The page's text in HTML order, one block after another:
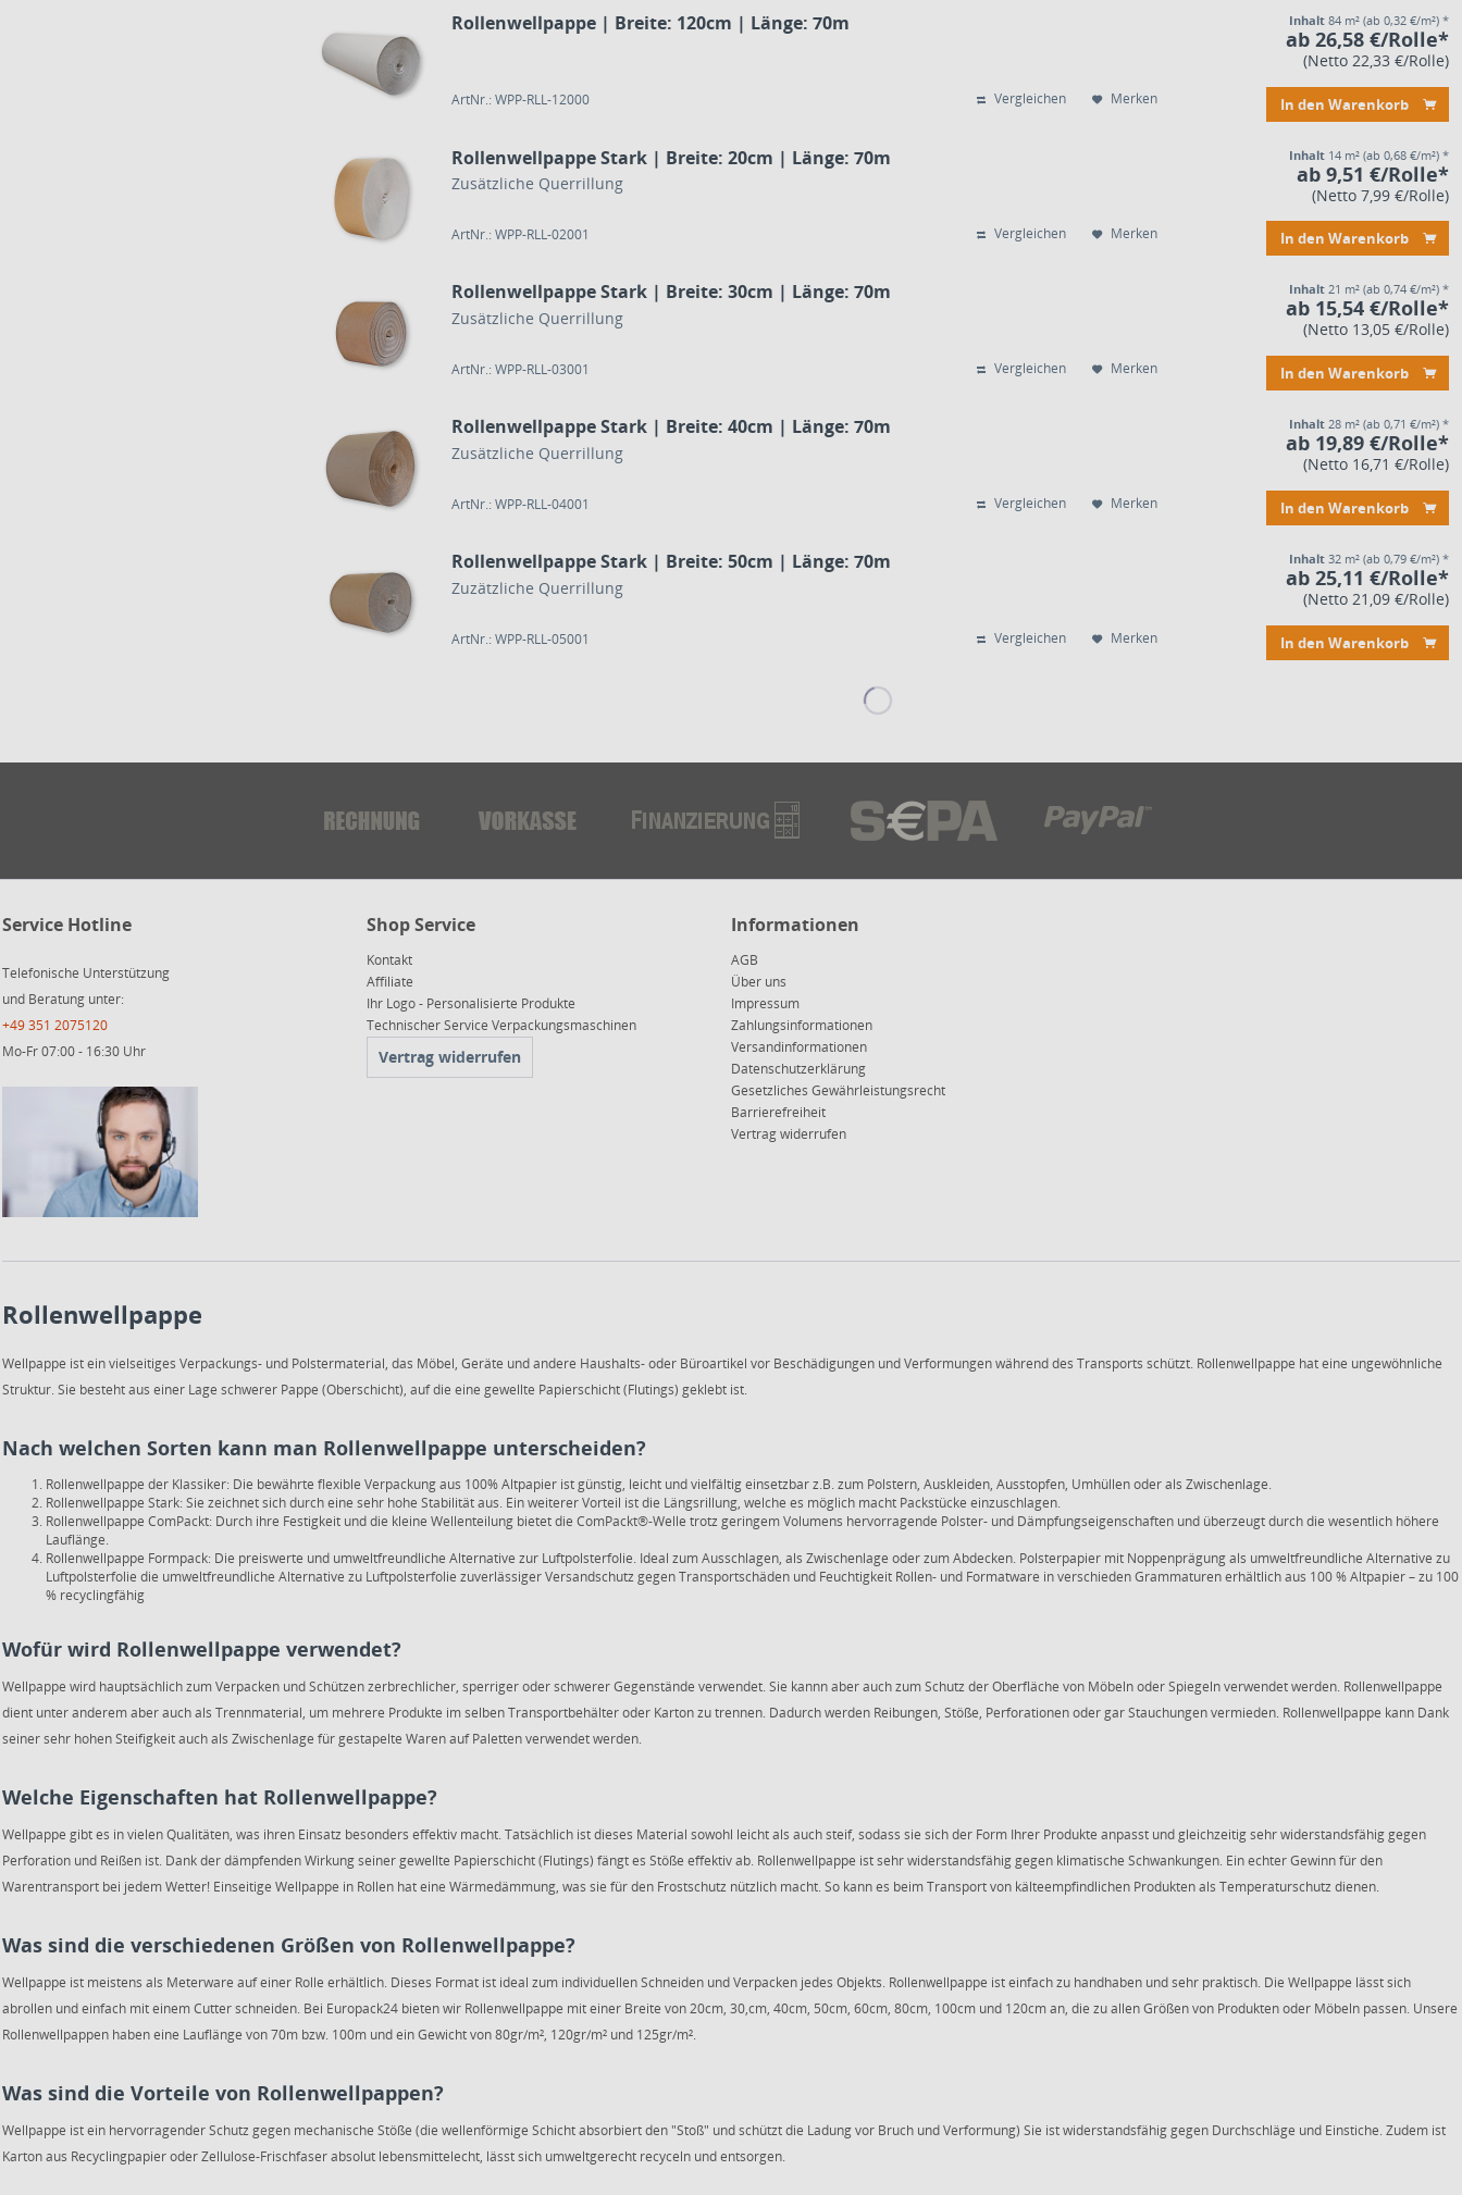
Rollenwellpappe | Breite: 120cm | Länge: 70m
ArtNr.: WPP-RLL-12000 Vergleichen Merken
Inhalt 84 m² (ab 0,32 €/m²) *
ab 26,58 €/Rolle*
(Netto 22,33 €/Rolle)
In den Warenkorb
Rollenwellpappe Stark | Breite: 20cm | Länge: 70m
Zusätzliche Querrillung
ArtNr.: WPP-RLL-02001 Vergleichen Merken
Inhalt 14 m² (ab 0,68 €/m²) *
ab 9,51 €/Rolle*
(Netto 7,99 €/Rolle)
In den Warenkorb
Rollenwellpappe Stark | Breite: 30cm | Länge: 70m
Zusätzliche Querrillung
ArtNr.: WPP-RLL-03001 Vergleichen Merken
Inhalt 21 m² (ab 0,74 €/m²) *
ab 15,54 €/Rolle*
(Netto 13,05 €/Rolle)
In den Warenkorb
Rollenwellpappe Stark | Breite: 40cm | Länge: 70m
Zusätzliche Querrillung
ArtNr.: WPP-RLL-04001 Vergleichen Merken
Inhalt 28 m² (ab 0,71 €/m²) *
ab 19,89 €/Rolle*
(Netto 16,71 €/Rolle)
In den Warenkorb
Rollenwellpappe Stark | Breite: 50cm | Länge: 70m
Zuzätzliche Querrillung
ArtNr.: WPP-RLL-05001 Vergleichen Merken
Inhalt 32 m² (ab 0,79 €/m²) *
ab 25,11 €/Rolle*
(Netto 21,09 €/Rolle)
In den Warenkorb
Service Hotline
Telefonische Unterstützung
und Beratung unter:
+49 351 2075120
Mo-Fr 07:00 - 16:30 Uhr
Shop Service
Kontakt
Affiliate
Ihr Logo - Personalisierte Produkte
Technischer Service Verpackungsmaschinen
Vertrag widerrufen
Informationen
AGB
Über uns
Impressum
Zahlungsinformationen
Versandinformationen
Datenschutzerklärung
Gesetzliches Gewährleistungsrecht
Barrierefreiheit
Vertrag widerrufen
Rollenwellpappe
Wellpappe ist ein vielseitiges Verpackungs- und Polstermaterial, das Möbel, Geräte und andere Haushalts- oder Büroartikel vor Beschädigungen und Verformungen während des Transports schützt. Rollenwellpappe hat eine ungewöhnliche
Struktur. Sie besteht aus einer Lage schwerer Pappe (Oberschicht), auf die eine gewellte Papierschicht (Flutings) geklebt ist.
Nach welchen Sorten kann man Rollenwellpappe unterscheiden?
Rollenwellpappe der Klassiker: Die bewährte flexible Verpackung aus 100% Altpapier ist günstig, leicht und vielfältig einsetzbar z.B. zum Polstern, Auskleiden, Ausstopfen, Umhüllen oder als Zwischenlage.
Rollenwellpappe Stark: Sie zeichnet sich durch eine sehr hohe Stabilität aus. Ein weiterer Vorteil ist die Längsrillung, welche es möglich macht Packstücke einzuschlagen.
Rollenwellpappe ComPackt: Durch ihre Festigkeit und die kleine Wellenteilung bietet die ComPackt®-Welle trotz geringem Volumens hervorragende Polster- und Dämpfungseigenschaften und überzeugt durch die wesentlich höhere
Lauflänge.
Rollenwellpappe Formpack: Die preiswerte und umweltfreundliche Alternative zur Luftpolsterfolie. Ideal zum Ausschlagen, als Zwischenlage oder zum Abdecken. Polsterpapier mit Noppenprägung als umweltfreundliche Alternative zu
Luftpolsterfolie die umweltfreundliche Alternative zu Luftpolsterfolie zuverlässiger Versandschutz gegen Transportschäden und Feuchtigkeit Rollen‑ und Formatware in verschieden Grammaturen erhältlich aus 100 % Altpapier – zu 100
% recyclingfähig
Wofür wird Rollenwellpappe verwendet?
Wellpappe wird hauptsächlich zum Verpacken und Schützen zerbrechlicher, sperriger oder schwerer Gegenstände verwendet. Sie kannn aber auch zum Schutz der Oberfläche von Möbeln oder Spiegeln verwendet werden. Rollenwellpappe
dient unter anderem aber auch als Trennmaterial, um mehrere Produkte im selben Transportbehälter oder Karton zu trennen. Dadurch werden Reibungen, Stöße, Perforationen oder gar Stauchungen vermieden. Rollenwellpappe kann Dank
seiner sehr hohen Steifigkeit auch als Zwischenlage für gestapelte Waren auf Paletten verwendet werden.
Welche Eigenschaften hat Rollenwellpappe?
Wellpappe gibt es in vielen Qualitäten, was ihren Einsatz besonders effektiv macht. Tatsächlich ist dieses Material sowohl leicht als auch steif, sodass sie sich der Form Ihrer Produkte anpasst und gleichzeitig sehr widerstandsfähig gegen
Perforation und Reißen ist. Dank der dämpfenden Wirkung seiner gewellte Papierschicht (Flutings) fängt es Stöße effektiv ab. Rollenwellpappe ist sehr widerstandsfähig gegen klimatische Schwankungen. Ein echter Gewinn für den
Warentransport bei jedem Wetter! Einseitige Wellpappe in Rollen hat eine Wärmedämmung, was sie für den Frostschutz nützlich macht. So kann es beim Transport von kälteempfindlichen Produkten als Temperaturschutz dienen.
Was sind die verschiedenen Größen von Rollenwellpappe?
Wellpappe ist meistens als Meterware auf einer Rolle erhältlich. Dieses Format ist ideal zum individuellen Schneiden und Verpacken jedes Objekts. Rollenwellpappe ist einfach zu handhaben und sehr praktisch. Die Wellpappe lässt sich
abrollen und einfach mit einem Cutter schneiden. Bei Europack24 bieten wir Rollenwellpappe mit einer Breite von 20cm, 30,cm, 40cm, 50cm, 60cm, 80cm, 100cm und 120cm an, die zu allen Größen von Produkten oder Möbeln passen. Unsere
Rollenwellpappen haben eine Lauflänge von 70m bzw. 100m und ein Gewicht von 80gr/m², 120gr/m² und 125gr/m².
Was sind die Vorteile von Rollenwellpappen?
Wellpappe ist ein hervorragender Schutz gegen mechanische Stöße (die wellenförmige Schicht absorbiert den "Stoß" und schützt die Ladung vor Bruch und Verformung) Sie ist widerstandsfähig gegen Durchschläge und Einstiche. Zudem ist
Karton aus Recyclingpapier oder Zellulose-Frischfaser absolut lebensmittelecht, lässt sich umweltgerecht recyceln und entsorgen.